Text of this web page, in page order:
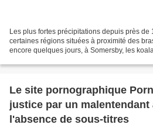
Les plus fortes précipitations depuis près de
certaines régions situées à proximité des
encore quelques jours, à Somersby, les
Le site pornographique
justice par un malentendant
l'absence de sous-titres